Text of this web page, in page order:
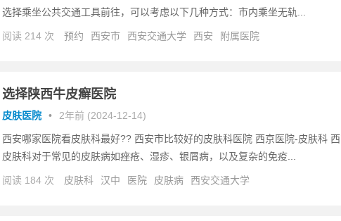
选择乘坐公共交通工具前往，可以考虑以下几种方式：市内乘坐无轨...
阅读 214 次 预约 西安市 西安交通大学 西安 附属医院
选择陕西牛皮癣医院
皮肤医院 • 2年前 (2024-12-14)
西安哪家医院看皮肤科最好?? 西安市比较好的皮肤科医院 西京医院-皮肤科
皮肤科对于常见的皮肤病如痤疮、湿疹、银屑病，以及复杂的免疫...
阅读 184 次 皮肤科 汉中 医院 皮肤病 西安交通大学